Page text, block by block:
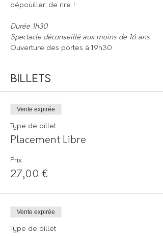
dépouiller...de rire !
Durée 1h30
Spectacle déconseillé aux moins de 16 ans
Ouverture des portes à 19h30
Billets
Vente expirée
Type de billet
Placement Libre
Prix
27,00 €
Vente expirée
Type de billet